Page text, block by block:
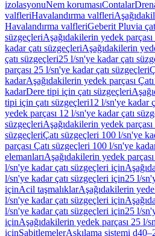
izolasyonuNem korumasıContalar
valfleriHavalandırma valfleri
Havalandırma valfleriGeberit Pluvia
süzgeçleriAşağıdakilerin yedek parçası
kadar çatı süzgeçleriAşağıdakilerin
çatı süzgeçleri25 l/sn'ye kadar çatı
parçası 25 l/sn'ye kadar çatı süzgeçleri
kadarAşağıdakilerin yedek parçası
kadarDere tipi için çatı süzgeçleri
tipi için çatı süzgeçleri12 l/sn'ye kadar
yedek parçası 12 l/sn'ye kadar çatı
süzgeçleriAşağıdakilerin yedek
süzgeçleriÇatı süzgeçleri 100 l/sn'ye
parçası Çatı süzgeçleri 100 l/sn'ye
elemanlarıAşağıdakilerin yedek
l/sn'ye kadar çatı süzgeçleri için
l/sn'ye kadar çatı süzgeçleri için25 l/
içinAcil taşmalıklarAşağıdakilerin
l/sn'ye kadar çatı süzgeçleri için
l/sn'ye kadar çatı süzgeçleri için25 l/
içinAşağıdakilerin yedek parçası 25 l/
içinSabitlemelerAskılama sistemi